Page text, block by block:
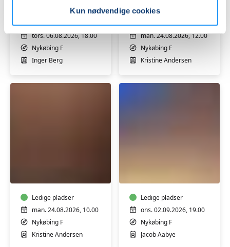
Kun nødvendige cookies
(Nykøbing
Ledige pladser
tors. 06.08.2026, 18.00
Nykøbing F
Inger Berg
¡Sigue
en
Modo
Español!
Ledige pladser
man. 24.08.2026, 12.00
Nykøbing F
Kristine Andersen
qué
no?
Ledige pladser
man. 24.08.2026, 10.00
Nykøbing F
Kristine Andersen
Ledige pladser
ons. 02.09.2026, 19.00
Nykøbing F
Jacob Aabye